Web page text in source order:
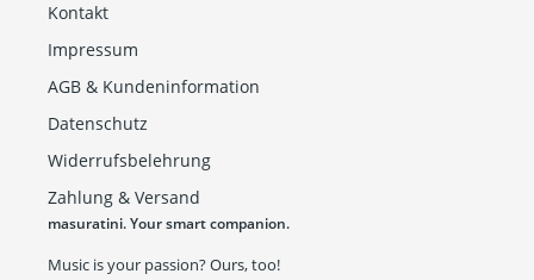
Kontakt
Impressum
AGB & Kundeninformation
Datenschutz
Widerrufsbelehrung
Zahlung & Versand
masuratini. Your smart companion.
Music is your passion? Ours, too!